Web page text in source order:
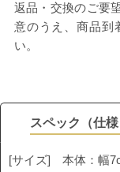
返品・交換のご要
意のうえ、商品到
い。
スペック（仕様
[サイズ] 本体：幅